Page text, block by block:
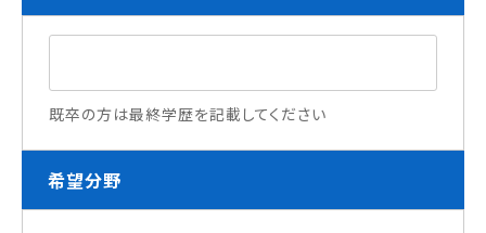
既卒の方は最終学歴を記載してください
希望分野